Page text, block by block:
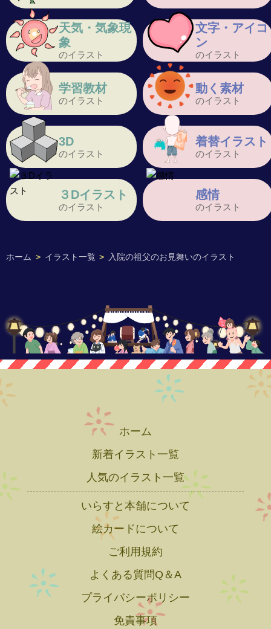
ホーム > イラスト一覧 > 入院の祖父のお見舞いのイラスト
天気・気象現
象
のイラスト
文字・アイコ
ン
のイラスト
学習教材
のイラスト
動く素材
のイラスト
3D
のイラスト
着替イラスト
のイラスト
３Dイラスト
のイラスト
感情
のイラスト
ホーム
新着イラスト一覧
人気のイラスト一覧
いらすと本舗について
絵カードについて
ご利用規約
よくある質問Q＆A
プライバシーポリシー
免責事項